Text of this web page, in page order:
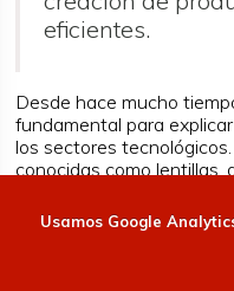
eficientes.
Desde hace mucho
fundamental para
los sectores
conocidas como lentillas,
capacidades que nos
aquí el reto que se ha
Por el momento,
Usamos Google